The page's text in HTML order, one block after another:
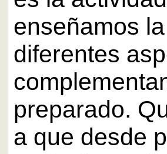
enseñamos
diferentes
preparado.
a que desde